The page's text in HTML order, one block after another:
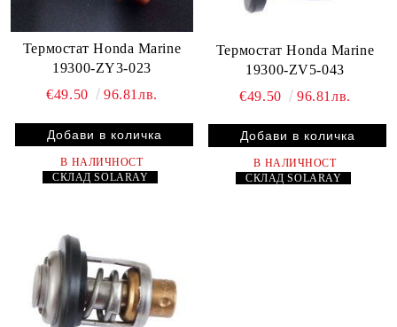
Термостат Honda Marine
19300-ZY3-023
€49.50
96.81лв.
В НАЛИЧНОСТ
СКЛАДSOLARAY
Термостат Honda Marine
19300-ZV5-043
€49.50
96.81лв.
В НАЛИЧНОСТ
СКЛАДSOLARAY